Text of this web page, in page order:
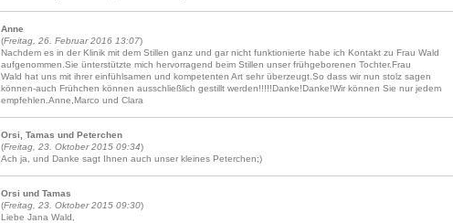
Anne
(Freitag, 26. Februar 2016 13:07)
Nachdem es in der Klinik mit dem Stillen ganz und gar nicht funktionierte habe ich Kontakt zu Frau Wald
aufgenommen.Sie ünterstützte mich hervorragend beim Stillen unser frühgeborenen Tochter.Frau
Wald hat uns mit ihrer einfühlsamen und kompetenten Art sehr überzeugt.So dass wir nun stolz sagen
können-auch Frühchen können ausschließlich gestillt werden!!!!!Danke!Danke!Wir können Sie nur jedem
empfehlen.Anne,Marco und Clara
Orsi, Tamas und Peterchen
(Freitag, 23. Oktober 2015 09:34)
Ach ja, und Danke sagt Ihnen auch unser kleines Peterchen;)
Orsi und Tamas
(Freitag, 23. Oktober 2015 09:30)
Liebe Jana Wald,